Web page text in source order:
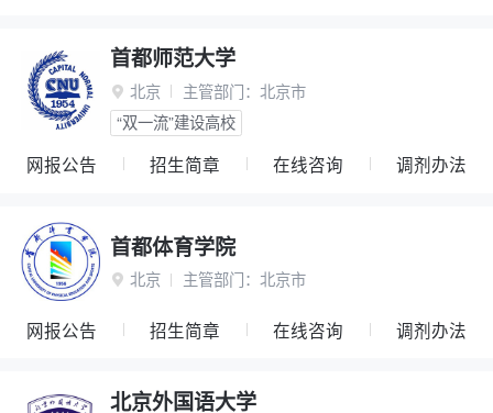
首都师范大学
 北京 主管部门： 北京市
“双一流”建设高校
网报公告 招生简章 在线咨询 调剂办法
首都体育学院
 北京 主管部门： 北京市
网报公告 招生简章 在线咨询 调剂办法
北京外国语大学